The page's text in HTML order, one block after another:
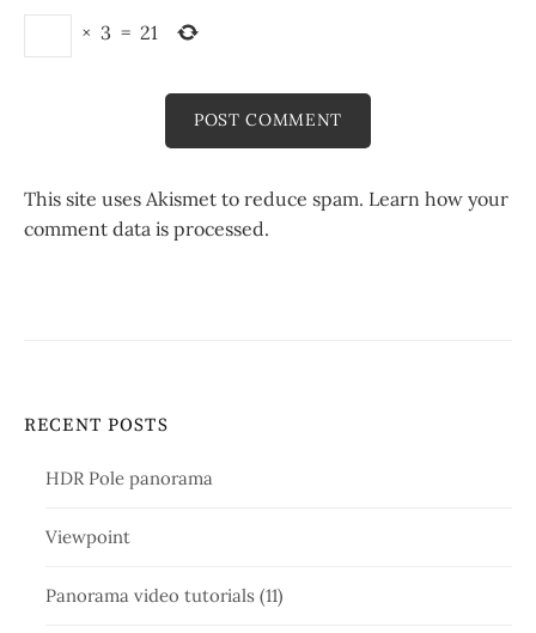
× 3 = 21
This site uses Akismet to reduce spam. Learn how your
comment data is processed.
RECENT POSTS
HDR Pole panorama
Viewpoint
Panorama video tutorials (11)